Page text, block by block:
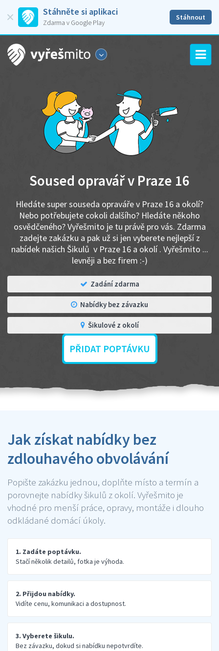
Stáhněte si aplikaci
Zdarma v Google Play
Stáhnout
Soused opravář v Praze 16
Hledáte super souseda opraváře v Praze 16 a okolí?
Nebo potřebujete cokoli dalšího? Hledáte někoho
osvědčeného? Vyřešmito je tu právě pro vás. Zdarma
zadejte zakázku a pak už si jen vyberete nejlepší z
nabídek našich Šikulů v Praze 16 a okolí . Vyřešmito ...
levněji a bez firem :-)
Zadání zdarma
Nabídky bez závazku
Šikulové z okolí
PŘIDAT POPTÁVKU
Jak získat nabídky bez
zdlouhavého obvolávání
Popište zakázku jednou, doplňte místo a termín a
porovnejte nabídky šikulů z okolí. Vyřešmito je
vhodné pro menší práce, opravy, montáže i dlouho
odkládané domácí úkoly.
1. Zadáte poptávku.
Stačí několik detailů, fotka je výhoda.
2. Přijdou nabídky.
Vidíte cenu, komunikaci a dostupnost.
3. Vyberete šikulu.
Bez závazku, dokud si nabídku nepotvrdíte.